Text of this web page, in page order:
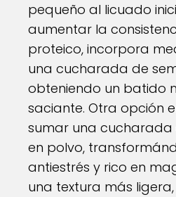
pequeño al licuado
aumentar la
proteico, incorpora
una cucharada de
obteniendo un batido
saciante. Otra opción
sumar una
en polvo,
antiestrés y rico en
una textura más